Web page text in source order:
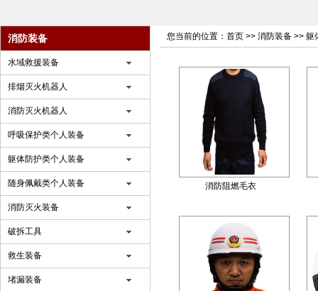
消防装备
水域救援装备
排烟灭火机器人
消防灭火机器人
呼吸保护类个人装备
躯体防护类个人装备
随身佩戴类个人装备
消防灭火装备
破拆工具
救生装备
堵漏装备
您当前的位置： 首页 >> 消防装备 >> 躯
消防阻燃毛衣